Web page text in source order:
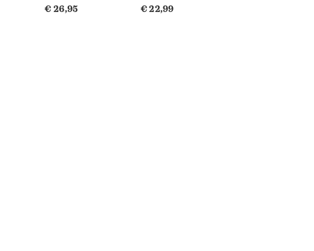
€ 26,95 € 22,99